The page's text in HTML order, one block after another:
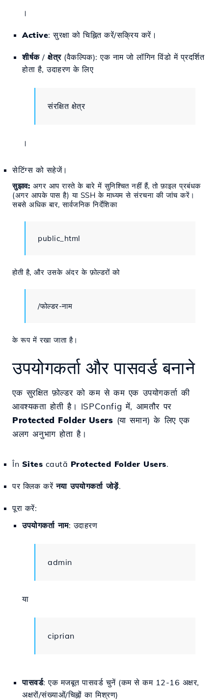
।
Active: सुरक्षा को चिह्नित करें/सक्रिय करें।
शीर्षक/ क्षेत्र(वैकल्पिक): एक नाम जो लॉगिन विंडो में प्रदर्शित
होता है, उदाहरण के लिए
संरक्षित क्षेत्र
।
सेटिंग्स को सहेजें।
सुझाव: अगर आप रास्ते के बारे में सुनिश्चित नहीं हैं, तो फ़ाइल प्रबंधक
(अगर आपके पास है) या SSH के माध्यम से संरचना की जांच करें।
सबसे अधिक बार, सार्वजनिक निर्देशिका
public_html
होती है, और उसके अंदर के फ़ोल्डरों को
/फोल्डर-नाम
के रूप में रखा जाता है।
उपयोगकर्ता और पासवर्ड बनाने
एक सुरक्षित फ़ोल्डर को कम से कम एक उपयोगकर्ता की
आवश्यकता होती है। ISPConfig में, आमतौर पर
Protected Folder Users (या समान) के लिए एक
अलग अनुभाग होता है।
În Sites caută Protected Folder Users.
पर क्लिक करेंनया उपयोगकर्ता जोड़ें.
पूरा करें:
उपयोगकर्ता नाम: उदाहरण
admin
या
ciprian
पासवर्ड: एक मजबूत पासवर्ड चुनें (कम से कम 12-16 अक्षर,
अक्षरों/संख्याओं/चिह्नों का मिश्रण)